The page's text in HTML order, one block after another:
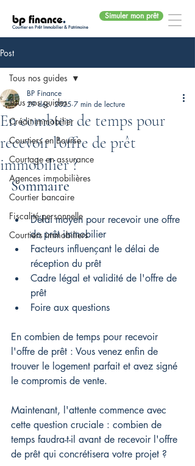
bp finance.
Courtier en Prêt Immobilier & Patrimoine
Simuler mon prêt
Post
Tous nos guides
Crédit immobilier
Courtiers en Bourse
Courtage en assurance
Agences immobilières
Courtier bancaire
Fiscalité personnelle
Courtiers immobiliers
Tous nos guides
En combien de temps pour
recevoir l'offre de prêt
immobilier ?
BP Finance
29 déc. 2025 7 min de lecture
Sommaire
Délai moyen pour recevoir une offre
de prêt immobilier
Facteurs influençant le délai de
réception du prêt
Cadre légal et validité de l'offre de
prêt
Foire aux questions
En combien de temps pour recevoir
l'offre de prêt : Vous venez enfin de
trouver le logement parfait et avez signé
le compromis de vente.
Maintenant, l'attente commence avec
cette question cruciale : combien de
temps faudra-t-il avant de recevoir l'offre
de prêt qui concrétisera votre projet ?